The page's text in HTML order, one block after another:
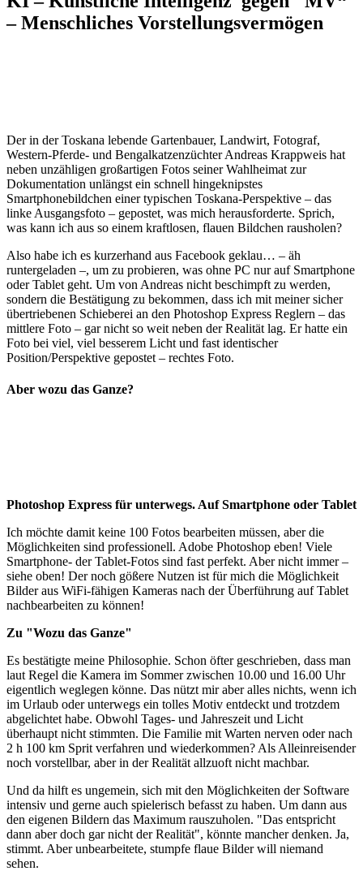
– Menschliches Vorstellungsvermögen
Der in der Toskana lebende Gartenbauer, Landwirt, Fotograf,
Western-Pferde- und Bengalkatzenzüchter Andreas Krappweis hat
neben unzähligen großartigen Fotos seiner Wahlheimat zur
Dokumentation unlängst ein schnell hingeknipstes
Smartphonebildchen einer typischen Toskana-Perspektive – das
linke Ausgangsfoto – gepostet, was mich herausforderte. Sprich,
was kann ich aus so einem kraftlosen, flauen Bildchen rausholen?
Also habe ich es kurzerhand aus Facebook geklau… – äh
runtergeladen –, um zu probieren, was ohne PC nur auf Smartphone
oder Tablet geht. Um von Andreas nicht beschimpft zu werden,
sondern die Bestätigung zu bekommen, dass ich mit meiner sicher
übertriebenen Schieberei an den Photoshop Express Reglern – das
mittlere Foto – gar nicht so weit neben der Realität lag. Er hatte ein
Foto bei viel, viel besserem Licht und fast identischer
Position/Perspektive gepostet – rechtes Foto.
Aber wozu das Ganze?
Photoshop Express für unterwegs. Auf Smartphone oder Tablet
Ich möchte damit keine 100 Fotos bearbeiten müssen, aber die
Möglichkeiten sind professionell. Adobe Photoshop eben! Viele
Smartphone- der Tablet-Fotos sind fast perfekt. Aber nicht immer –
siehe oben! Der noch gößere Nutzen ist für mich die Möglichkeit
Bilder aus WiFi-fähigen Kameras nach der Überführung auf Tablet
nachbearbeiten zu können!
Zu "Wozu das Ganze"
Es bestätigte meine Philosophie. Schon öfter geschrieben, dass man
laut Regel die Kamera im Sommer zwischen 10.00 und 16.00 Uhr
eigentlich weglegen könne. Das nützt mir aber alles nichts, wenn ich
im Urlaub oder unterwegs ein tolles Motiv entdeckt und trotzdem
abgelichtet habe. Obwohl Tages- und Jahreszeit und Licht
überhaupt nicht stimmten. Die Familie mit Warten nerven oder nach
2 h 100 km Sprit verfahren und wiederkommen? Als Alleinreisender
noch vorstellbar, aber in der Realität allzuoft nicht machbar.
Und da hilft es ungemein, sich mit den Möglichkeiten der Software
intensiv und gerne auch spielerisch befasst zu haben. Um dann aus
den eigenen Bildern das Maximum rauszuholen. "Das entspricht
dann aber doch gar nicht der Realität", könnte mancher denken. Ja,
stimmt. Aber unbearbeitete, stumpfe flaue Bilder will niemand
sehen.